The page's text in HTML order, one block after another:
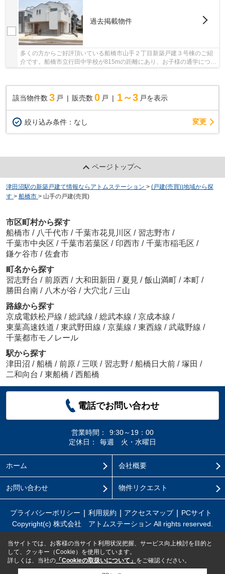
過去掲載物件
多くの方からご好評頂いている船橋市山手２丁目新築戸建３号棟のご紹
介です。船橋市立行田中学校が815mの距離にあり、お子様の通学につい
該当物件数 3 戸 販売数 0 戸 1～3 戸を表示
絞り込み条件： なし 変更
ページトップへ
津田沼駅の新築戸建て情報ならアトムステーション > (戸建(売買))地域から探
す > 船橋市 > 山手の戸建(売買)
市区町村から探す
船橋市 / 八千代市 / 千葉市花見川区 / 習志野市 /
千葉市中央区 / 千葉市若葉区 / 印西市 / 千葉市稲毛区 /
鎌ケ谷市 / 佐倉市
町名から探す
習志野台 / 前原西 / 大和田新田 / 夏見 / 飯山満町 / 本町 /
勝田台南 / 八木が谷 / 大穴北 / 三山
路線から探す
京成電鉄松戸線 / 総武線 / 総武本線 / 京成本線 /
東葉高速鉄道 / 東武野田線 / 京葉線 / 東西線 / 武蔵野線 /
千葉都市モノレール
駅から探す
津田沼 / 船橋 / 前原 / 三咲 / 習志野 / 船橋日大前 / 塚田 /
二和向台 / 東船橋 / 西船橋
電話でお問い合わせ
営業時間：
9:30～19：00
定休日：
毎週 火・水曜日
ホーム 会社概要
お問い合わせ 物件リクエスト
プライバシーポリシー 利用規約 アクセスマップ
PCサイト
Copyright(c) 株式会社 アトムステーション All rights reserved.
当サイトでは、お客様の当サイト利用状況把握、サービス向上検討を目的と
して、クッキー（Cookie）を使用しています。
詳しくは、当社の 「Cookieの取扱いについて」 をご確認ください。